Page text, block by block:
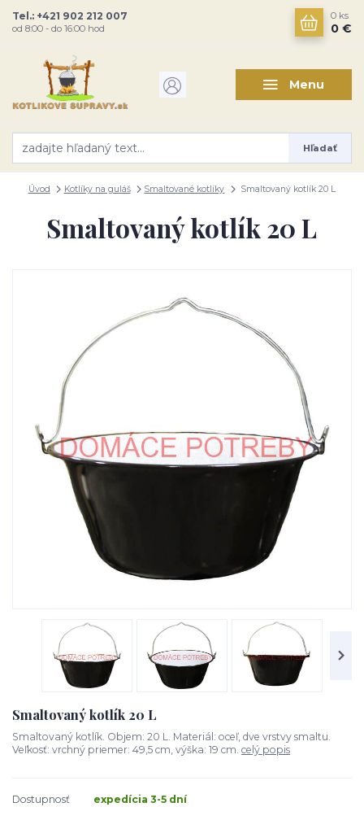
Menu
Hľadať
Tel.: +421 902 212 007
od 8:00 - do 16:00 hod
0 ks
0 €
Úvod Kotlíky na guláš Smaltované kotlíky Smaltovaný kotlík 20 L
Smaltovaný kotlík 20 L
Smaltovaný kotlík 20 L
Smaltovaný kotlík. Objem: 20 L. Materiál: oceľ, dve vrstvy smaltu.
Veľkosť: vrchný priemer: 49,5 cm, výška: 19 cm. celý popis
Dostupnosť expedícia 3-5 dní